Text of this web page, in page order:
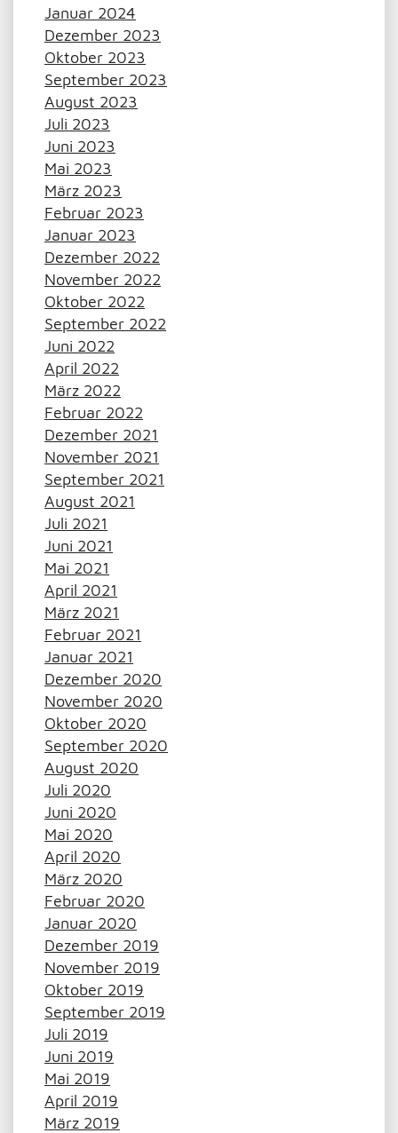
Januar 2024
Dezember 2023
Oktober 2023
September 2023
August 2023
Juli 2023
Juni 2023
Mai 2023
März 2023
Februar 2023
Januar 2023
Dezember 2022
November 2022
Oktober 2022
September 2022
Juni 2022
April 2022
März 2022
Februar 2022
Dezember 2021
November 2021
September 2021
August 2021
Juli 2021
Juni 2021
Mai 2021
April 2021
März 2021
Februar 2021
Januar 2021
Dezember 2020
November 2020
Oktober 2020
September 2020
August 2020
Juli 2020
Juni 2020
Mai 2020
April 2020
März 2020
Februar 2020
Januar 2020
Dezember 2019
November 2019
Oktober 2019
September 2019
Juli 2019
Juni 2019
Mai 2019
April 2019
März 2019